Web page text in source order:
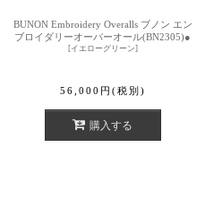
BUNON Embroidery Overalls ブノン エン
ブロイダリーオーバーオール(BN2305)●
[イエローグリーン]
56,000 円 (税別)
購入する